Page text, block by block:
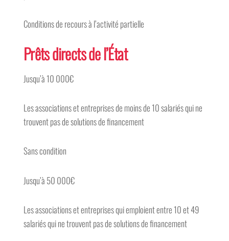
Conditions de recours à l’activité partielle
Prêts directs de l’État
Jusqu’à 10 000€
Les associations et entreprises de moins de 10 salariés qui ne
trouvent pas de solutions de financement
Sans condition
Jusqu’à 50 000€
Les associations et entreprises qui emploient entre 10 et 49
salariés qui ne trouvent pas de solutions de financement